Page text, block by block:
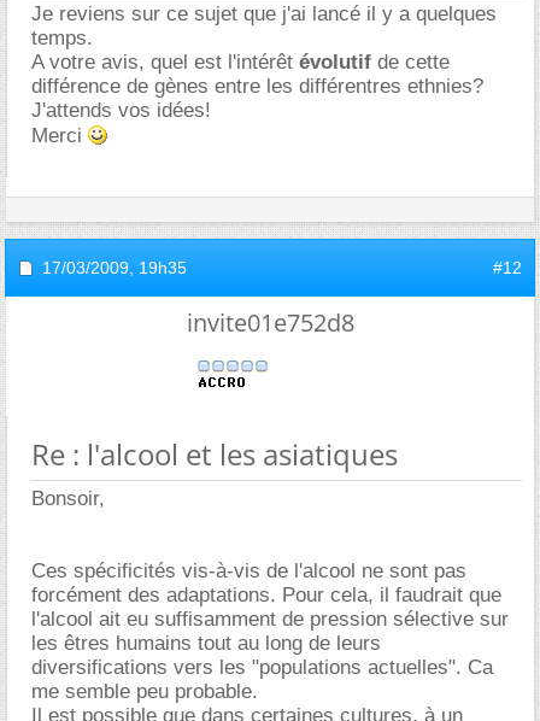
Je reviens sur ce sujet que j'ai lancé il y a quelques
temps.
A votre avis, quel est l'intérêt évolutif de cette
différence de gènes entre les différentres ethnies?
J'attends vos idées!
Merci
17/03/2009, 19h35 #12
invite01e752d8
Re : l'alcool et les asiatiques
Bonsoir,
Ces spécificités vis-à-vis de l'alcool ne sont pas
forcément des adaptations. Pour cela, il faudrait que
l'alcool ait eu suffisamment de pression sélective sur
les êtres humains tout au long de leurs
diversifications vers les "populations actuelles". Ca
me semble peu probable.
Il est possible que dans certaines cultures, à un